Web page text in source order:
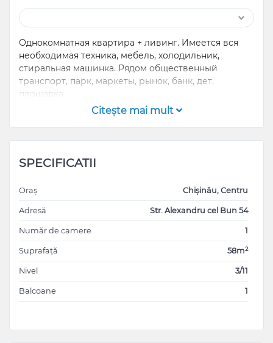
Однокомнатная квартира + ливинг. Имеется вся
необходимая техника, мебель, холодильник,
стиральная машинка. Рядом общественный
транспорт, парк, маркеты, рынок, банк, дет.
площадка
Citeşte mai mult
SPECIFICATII
Oraș Chișinău, Centru
Adresă Str. Alexandru cel Bun 54
Număr de camere 1
Suprafață 58m2
Nivel 3/11
Balcoane 1